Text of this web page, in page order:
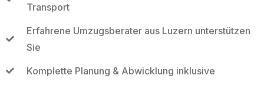
Transport
Erfahrene Umzugsberater aus Luzern unterstützen
Sie
Komplette Planung & Abwicklung inklusive